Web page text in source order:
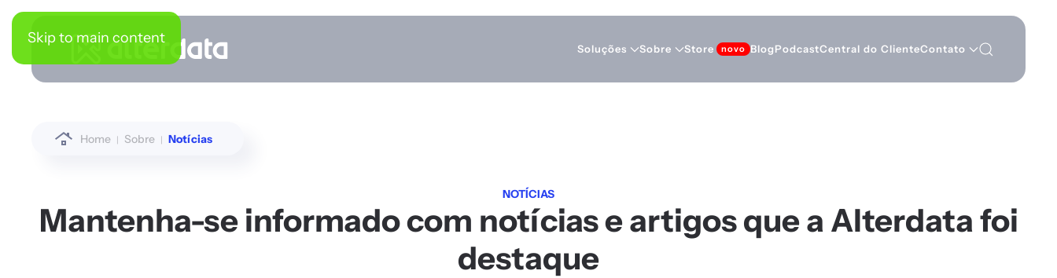
Skip to main content
Soluções Sobre Store BlogPodcastCentral do ClienteContato
Home Sobre Notícias
NOTÍCIAS
Mantenha-se informado com notícias e artigos que a Alterdata foi
destaque